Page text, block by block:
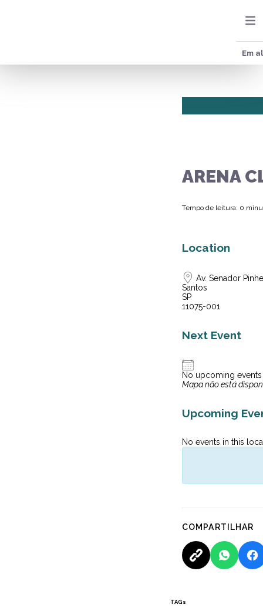
Em
ARENA
Tempo de leitura: 0
Location
Av. Senador
Santos
SP
11075-001
Next Event
No upcoming events
Mapa não está
Upcoming
No events in this
COMPARTILHAR
TAGs